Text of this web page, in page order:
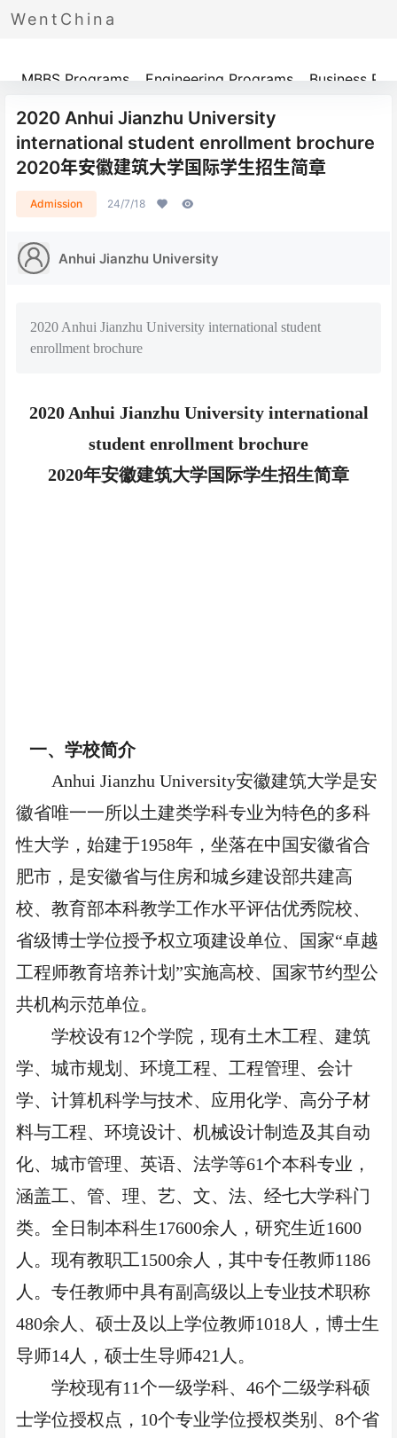
WentChina
Programs
MBBS Programs Engineering Programs Business
2020 Anhui Jianzhu University
international student enrollment brochure
2020年安徽建筑大学国际学生招生简章
Admission 24/7/18
Anhui Jianzhu University
2020 Anhui Jianzhu University international student
enrollment brochure
2020 Anhui Jianzhu University international
student enrollment brochure
2020年安徽建筑大学国际学生招生简章
一、学校简介
Anhui Jianzhu University安徽建筑大学是安
徽省唯一一所以土建类学科专业为特色的多科
性大学，始建于1958年，坐落在中国安徽省合
肥市，是安徽省与住房和城乡建设部共建高
校、教育部本科教学工作水平评估优秀院校、
省级博士学位授予权立项建设单位、国家“卓越
工程师教育培养计划”实施高校、国家节约型公
共机构示范单位。
学校设有12个学院，现有土木工程、建筑
学、城市规划、环境工程、工程管理、会计
学、计算机科学与技术、应用化学、高分子材
料与工程、环境设计、机械设计制造及其自动
化、城市管理、英语、法学等61个本科专业，
涵盖工、管、理、艺、文、法、经七大学科门
类。全日制本科生17600余人，研究生近1600
人。现有教职工1500余人，其中专任教师1186
人。专任教师中具有副高级以上专业技术职称
480余人、硕士及以上学位教师1018人，博士生
导师14人，硕士生导师421人。
学校现有11个一级学科、46个二级学科硕
士学位授权点，10个专业学位授权类别、8个省